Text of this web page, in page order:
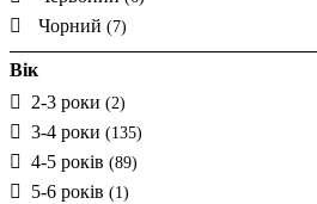
Чорний (7)
Вік
2-3 роки (2)
3-4 роки (135)
4-5 років (89)
5-6 років (1)